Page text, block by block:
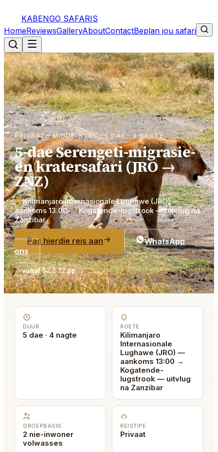
KABENGO SAFARIS
HomeReviewsGalleryAboutContactBeplan jou safari
Safaris/ITI-5D4N-1050
PRIVAAT · MIDDELKLAS · 5 DAE · 4 NAGTE
5-dae Serengeti-migrasie-
en kratersafari (JRO →
ZNZ)
Kilimanjaro Internasionale Lughawe (JRO) —
aankoms 13:00 → Kogatende-lugstrook — uitvlug na
Zanzibar
Pas hierdie reis aan
WhatsApp
ons
vanaf$2,632pp
DUUR
5 dae · 4 nagte
ROETE
Kilimanjaro
Internasionale
Lughawe (JRO) —
aankoms 13:00 →
Kogatende-
lugstrook — uitvlug
na Zanzibar
GROEPBASIS
2 nie-inwoner
volwasses
REISTIPE
Privaat